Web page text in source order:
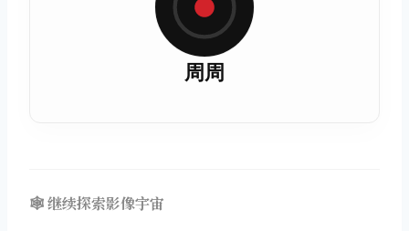
周周
🕸️ 继续探索影像宇宙